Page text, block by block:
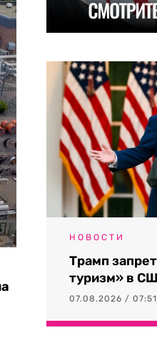
НОВОСТИ
Трамп
туризм» в
07.08.2026 / 07:51